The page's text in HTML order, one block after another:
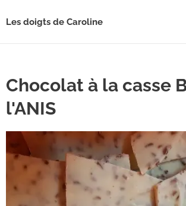
Les doigts de Caroline
Chocolat à la casse
l'ANIS